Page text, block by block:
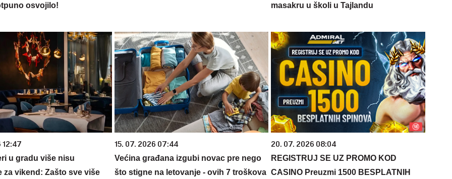
osvojilo!
masakru u školi u Tajlandu
12:47
u gradu više nisu
za vikend: Zašto sve više
15. 07. 2026 07:44
Većina građana izgubi novac pre nego
što stigne na letovanje - ovih 7 troškova
20. 07. 2026 08:04
REGISTRUJ SE UZ PROMO KOD
CASINO Preuzmi 1500 BESPLATNIH